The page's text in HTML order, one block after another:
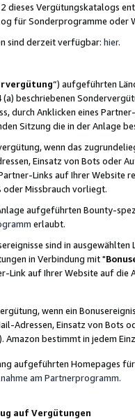
dieses Vergütungskatalogs
für Sonderprogramme oder
sind derzeit verfügbar: hier.
“) aufgeführten
beschriebenen
durch Anklicken eines
Sitzung die in der Anlage
wenn das
Einsatz von Bots oder
Links auf Ihrer Website
Missbrauch vorliegt.
aufgeführten Bounty-
erlaubt.
sind in ausgewählten
in Verbindung mit "
Link auf Ihrer Website auf
wenn ein
Adressen, Einsatz von Bots
Amazon bestimmt in jedem
aufgeführten Homepages
am Partnerprogramm.
auf Vergütungen